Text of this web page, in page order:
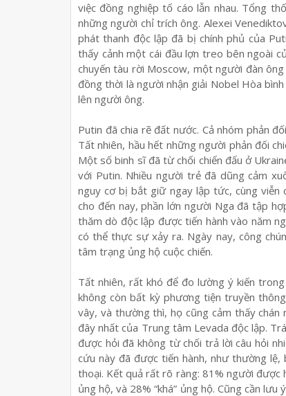
việc đồng nghiệp tố cáo lẫn nhau. Tổng
những người chỉ trích ông. Alexei
phát thanh độc lập đã bị chính phủ của
thấy cảnh một cái đầu lợn treo bên ngoài
chuyến tàu rời Moscow, một người đàn
đồng thời là người nhận giải Nobel Hòa
lên người ông.
Putin đã chia rẽ đất nước. Cả nhóm phản
Tất nhiên, hầu hết những người phản đối
Một số binh sĩ đã từ chối chiến đấu ở
với Putin. Nhiều người trẻ đã dũng cảm
nguy cơ bị bắt giữ ngay lập tức, cùng viễn
cho đến nay, phần lớn người Nga đã tập
thăm dò độc lập được tiến hành vào năm
có thể thực sự xảy ra. Ngày nay, công
tâm trạng ủng hộ cuộc chiến.
Tất nhiên, rất khó để đo lường ý kiến
không còn bất kỳ phương tiện truyền
vây, và thường thì, họ cũng cảm thấy
đây nhất của Trung tâm Levada độc lập.
được hỏi đã không từ chối trả lời câu hỏi
cứu này đã được tiến hành, như thường
thoại. Kết quả rất rõ ràng: 81% người được
ủng hộ, và 28% “khá” ủng hộ. Cũng cần